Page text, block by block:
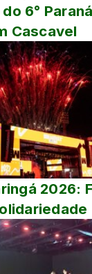
6° Paraná
Cascavel
2026: